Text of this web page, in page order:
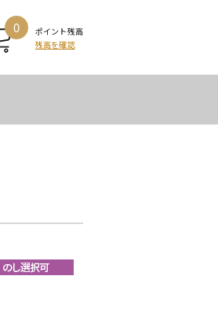
0
ポイント残高
残高を確認